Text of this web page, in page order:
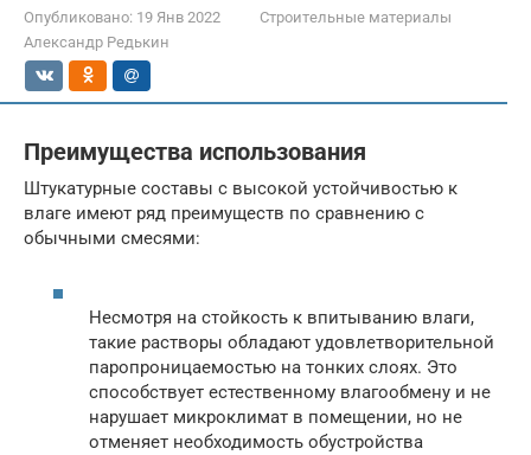
Опубликовано: 19 Янв 2022
Строительные материалы
Александр Редькин
Преимущества использования
Штукатурные составы с высокой устойчивостью к
влаге имеют ряд преимуществ по сравнению с
обычными смесями:
Несмотря на стойкость к впитыванию влаги,
такие растворы обладают удовлетворительной
паропроницаемостью на тонких слоях. Это
способствует естественному влагообмену и не
нарушает микроклимат в помещении, но не
отменяет необходимость обустройства